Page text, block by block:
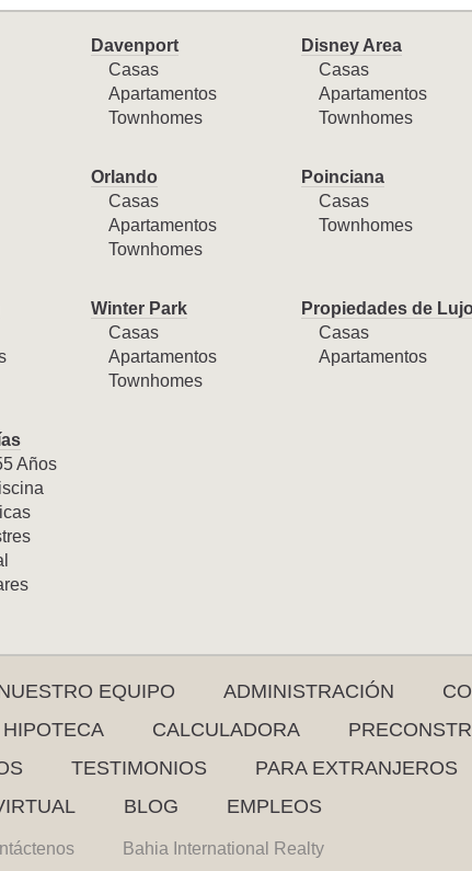
Davenport
Casas
Apartamentos
Townhomes
Disney Area
Casas
Apartamentos
Townhomes
Orlando
Casas
Apartamentos
Townhomes
Poinciana
Casas
Townhomes
Winter Park
Casas
Apartamentos
Townhomes
Propiedades de
Casas
Apartamentos
Años
EQUIPO ADMINISTRACIÓN
CALCULADORA
TESTIMONIOS
PARA EXTRANJEROS
BLOG EMPLEOS
Bahia International Realty